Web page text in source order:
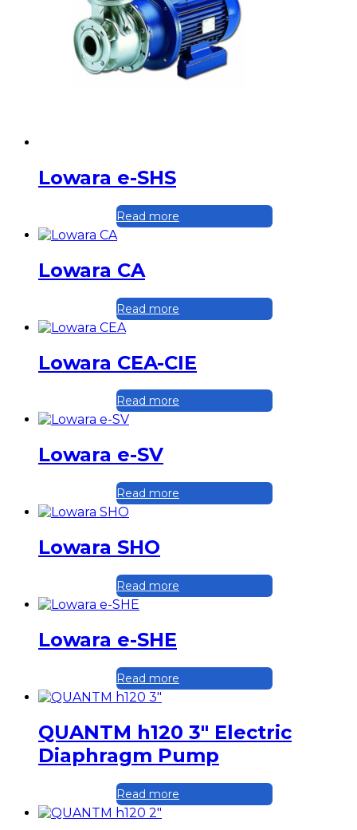
Lowara e-SHS
Read more
Lowara CA
Read more
Lowara CEA-CIE
Read more
Lowara e-SV
Read more
Lowara SHO
Read more
Lowara e-SHE
Read more
QUANTM h120 3″ Electric
Diaphragm Pump
Read more